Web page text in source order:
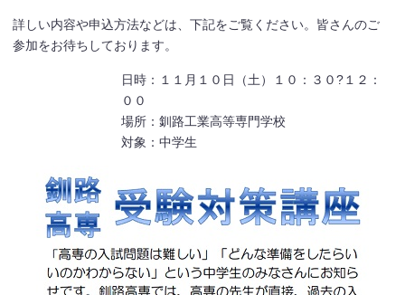
詳しい内容や申込方法などは、下記をご覧ください。皆さんのご
参加をお待ちしております。
日時：１１月１０日（土）１０：３０?１２：
００
場所：釧路工業高等専門学校
対象：中学生